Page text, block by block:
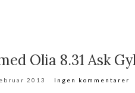
Olia 8.31 Ask
2013 Ingen kommentarer